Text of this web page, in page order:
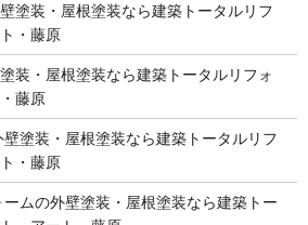
塗装・屋根塗装なら建築トータルリフ
・藤原
装・屋根塗装なら建築トータルリフォ
藤原
塗装・屋根塗装なら建築トータルリフ
・藤原
ムの外壁塗装・屋根塗装なら建築トー